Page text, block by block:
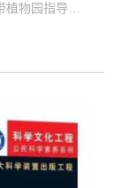
4月22日，由中国科学院西双版纳热带植物园指导成立的勐仑中学观鸟俱乐部举办了以“鸟的羽毛”为主...